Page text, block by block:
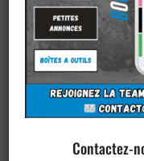
Contactez-